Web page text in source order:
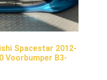
Spacestar 2012-
Voorbumper B3-